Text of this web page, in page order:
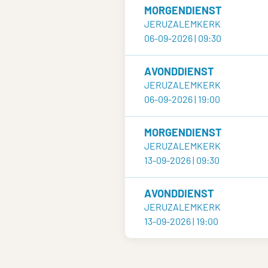
MORGENDIENST
JERUZALEMKERK
06-09-2026 | 09:30
AVONDDIENST
JERUZALEMKERK
06-09-2026 | 19:00
MORGENDIENST
JERUZALEMKERK
13-09-2026 | 09:30
AVONDDIENST
JERUZALEMKERK
13-09-2026 | 19:00